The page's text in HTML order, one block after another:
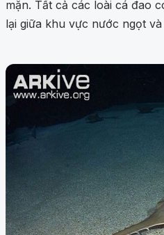
mặn. Tất cả các loài cá đao
lại giữa khu vực nước ngọt